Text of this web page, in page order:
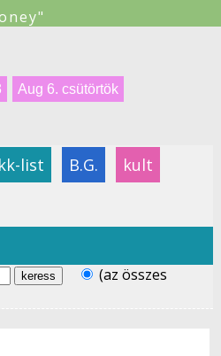
Aug 6. csütörtök
list B.G.
kult
(az összes